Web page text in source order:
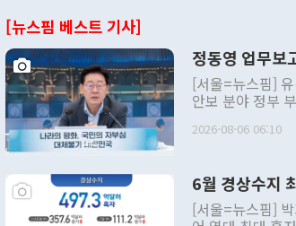
[뉴스핌 베스트 기사]
정동영 업무보
[서울=뉴스핌]
안보 분야 정부
발언 중에는 정
주의적 희망에
관의 대북 정책
관 부처 장관이
2026-08-06 06:10
6월 경상수지
[서울=뉴스핌]